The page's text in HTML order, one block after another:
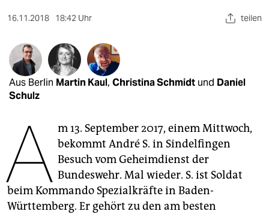
fragen & hilfe
unterstützen
abo
genossenschaft
epaper login
16.11.2018 18:42 Uhr teilen
Aus Berlin Martin Kaul, Christina Schmidt und Daniel
Schulz
A m 13. September 2017, einem Mittwoch,
bekommt André S. in Sindelfingen
Besuch vom Geheimdienst der
Bundeswehr. Mal wieder. S. ist Soldat
beim Kommando Spezialkräfte in Baden-
Württemberg. Er gehört zu den am besten